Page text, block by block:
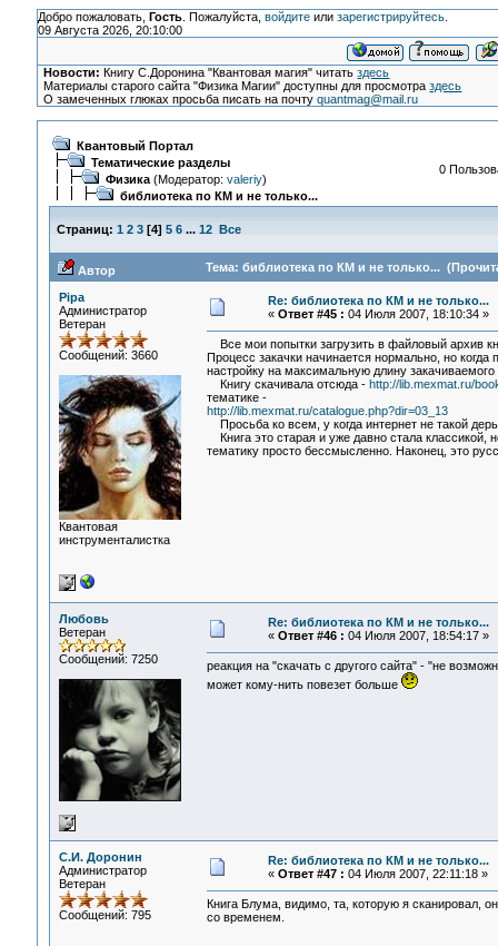
Добро пожаловать, Гость. Пожалуйста, войдитеили зарегистрируйтесь.
09 Августа 2026, 20:10:00
Новости: Книгу С.Доронина "Квантовая магия" читатьздесь
Материалы старого сайта "Физика Магии" доступны для просмотраздесь
О замеченных глюках просьба писать на почтуquantmag@mail.ru
Квантовый Портал
Тематические разделы
Физика(Модератор: valeriy)
библиотека по КМ и не только...
0
Страниц: 1 2 3[4] 5 6 ... 12 Все
Автор Тема: библиотека по КМ и не только...
Pipa
Администратор
Ветеран
Сообщений: 3660
Квантовая
инструменталистка
Re: библиотека по КМ и не только...
« Ответ #45 : 04 Июля 2007, 18:10:34 »
Все мои попытки загрузить в файловый архив
Процесс закачки начинается нормально, но
настройку на максимальную длину
Книгу скачивала отсюда - http://lib.mexmat.ru/
тематике -
http://lib.mexmat.ru/catalogue.php?dir=03_13
Просьба ко всем, у когда интернет не такой
Книга это старая и уже давно стала классикой,
тематику просто бессмысленно. Наконец, это
Любовь
Ветеран
Сообщений: 7250
Re: библиотека по КМ и не только...
« Ответ #46 : 04 Июля 2007, 18:54:17 »
реакция на "скачать с другого сайта" - "не
может кому-нить повезет больше
С.И. Доронин
Администратор
Ветеран
Сообщений: 795
Re: библиотека по КМ и не только...
« Ответ #47 : 04 Июля 2007, 22:11:18 »
Книга Блума, видимо, та, которую я сканировал,
со временем.